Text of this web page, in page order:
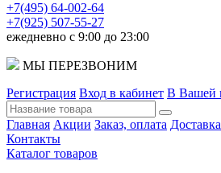
+7(495) 64-002-64
+7(925) 507-55-27
ежедневно с 9:00 до 23:00
МЫ ПЕРЕЗВОНИМ
Регистрация Вход в кабинет В Вашей
Главная Акции Заказ, оплата Доставка
Контакты
Каталог товаров